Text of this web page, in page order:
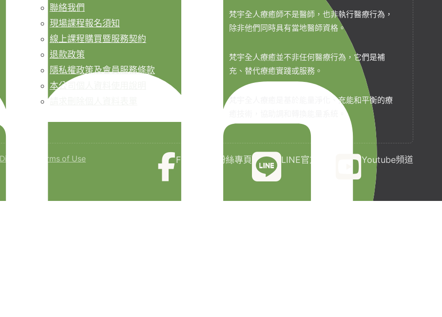
聯絡我們
現場課程報名須知
線上課程購買暨服務契約
退款政策
隱私權政策及會員服務條款
本公司個人資料使用說明
梵宇全人療癒師不是醫師，也非執行醫療行為，
除非他們同時具有當地醫師資格。
梵宇全人療癒並不非任何醫療行為，它們是補
充、替代療癒實踐或服務。
梵宇全人療癒是基於能量淨化、充能和平衡的療
Disclaimer Terms of Use Facebook粉絲專頁 LINE官方帳號 Youtube頻道